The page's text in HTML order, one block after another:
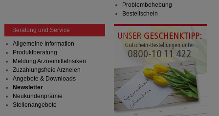
Problembehebung
Bestellschein
Beratung und Service
Allgemeine Information
Produktberatung
Meldung Arzneimittelrisiken
Zuzahlungsfreie Arzneien
Angebote & Downloads
Newsletter
Neukundenprämie
Stellenangebote